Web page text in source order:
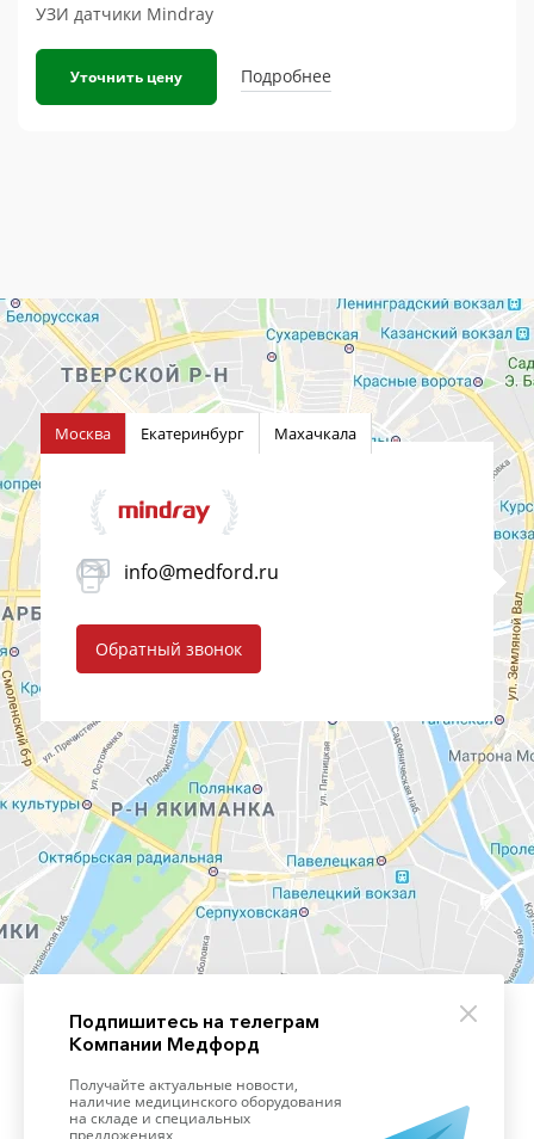
УЗИ датчики Mindray
Уточнить цену Подробнее
Москва Екатеринбург Махачкала
info@medford.ru
Обратный звонок
Подпишитесь на телеграм
Компании Медфорд
Получайте актуальные новости,
наличие медицинского оборудования
на складе и специальных
предложениях